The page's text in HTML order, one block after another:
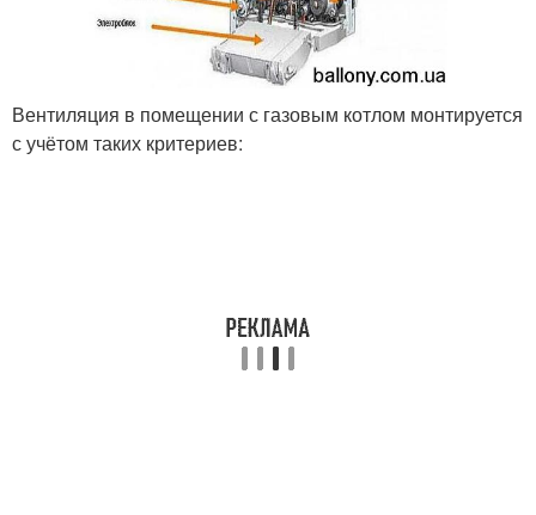
Вентиляция в помещении с газовым котлом монтируется
с учётом таких критериев: